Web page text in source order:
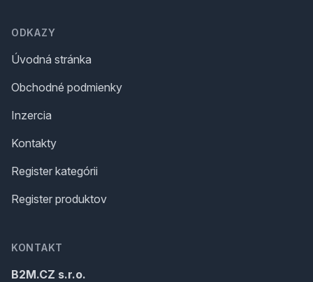
ODKAZY
Úvodná stránka
Obchodné podmienky
Inzercia
Kontakty
Register kategórii
Register produktov
KONTAKT
B2M.CZ s.r.o.